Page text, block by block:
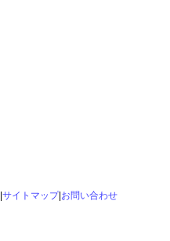
サイトマップ| お問い合わせ